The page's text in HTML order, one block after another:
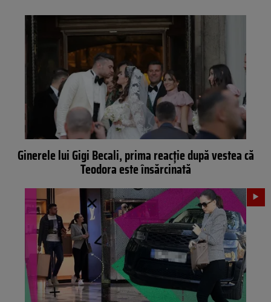
Ginerele lui Gigi Becali, prima reacție după vestea că
Teodora este însărcinată